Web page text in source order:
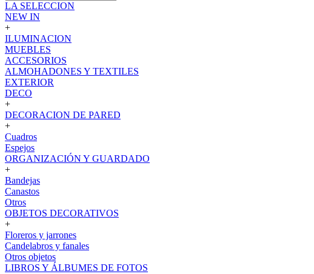
LA SELECCION
NEW IN
+
ILUMINACION
MUEBLES
ACCESORIOS
ALMOHADONES Y TEXTILES
EXTERIOR
DECO
+
DECORACION DE PARED
+
Cuadros
Espejos
ORGANIZACIÓN Y GUARDADO
+
Bandejas
Canastos
Otros
OBJETOS DECORATIVOS
+
Floreros y jarrones
Candelabros y fanales
Otros objetos
LIBROS Y ÁLBUMES DE FOTOS